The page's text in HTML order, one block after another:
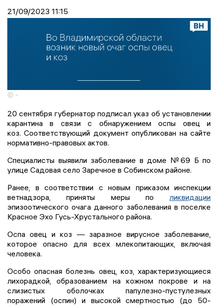
21/09/2023 11:15
© -
20 сентября губернатор подписал указ об установлении
карантина в связи с обнаружением оспы овец и
коз. Соответствующий документ опубликован на сайте
нормативно-правовых актов.
Специалисты выявили заболевание в доме №69 Б по
улице Садовая село Заречное в Собинском районе.
Ранее, в соответствии с новым приказом инспекции
ветнадзора, приняты меры по ликвидации
эпизоотического очага данного заболевания в поселке
Красное Эхо Гусь-Хрустального района.
Оспа овец и коз — заразное вирусное заболевание,
которое опасно для всех млекопитающих, включая
человека.
Особо опасная болезнь овец, коз, характеризующиеся
лихорадкой, образованием на кожном покрове и на
слизистых оболочках папулезно-пустулезных
поражений (оспин) и высокой смертностью (до 50-